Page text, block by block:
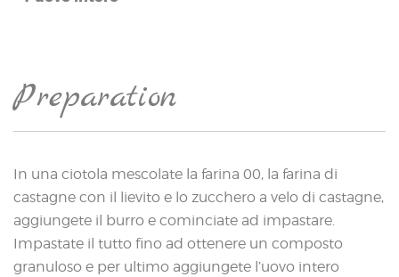
Preparation
In una ciotola mescolate la farina 00, la farina di
castagne con il lievito e lo zucchero a velo di castagne,
aggiungete il burro e cominciate ad impastare.
Impastate il tutto fino ad ottenere un composto
granuloso e per ultimo aggiungete l’uovo intero